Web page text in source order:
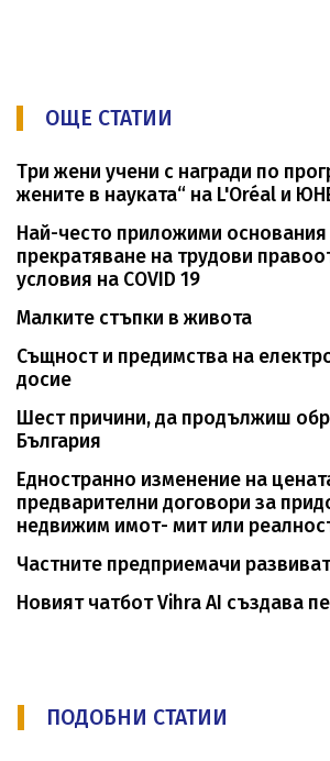
ОЩЕ СТАТИИ
Tри жени учени с награди по
жените в науката“ на L'Oréal и
Най-често приложими основания
прекратяване на трудови
условия на COVID 19
Малките стъпки в живота
Същност и предимства на
досие
Шест причини, да продължиш
България
Едностранно изменение на
предварителни договори за
недвижим имот- мит или
Частните предприемачи
Новият чатбот Vihra AI създава
ПОДОБНИ СТАТИИ